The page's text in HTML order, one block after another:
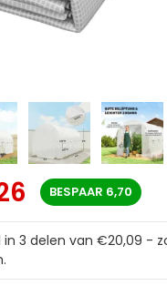
BESPAAR 6,70
in 3 delen van €20,09 -